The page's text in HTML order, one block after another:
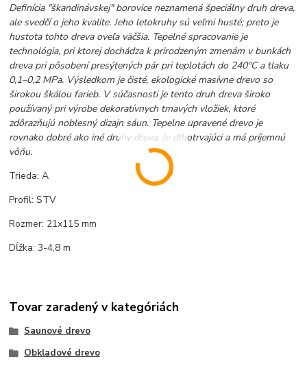
Definícia "škandinávskej" borovice neznamená špeciálny druh dreva,
ale svedčí o jeho kvalite. Jeho letokruhy sú veľmi husté; preto je
hustota tohto dreva oveľa väčšia. Tepelné spracovanie je
technológia, pri ktorej dochádza k prirodzeným zmenám v bunkách
dreva pri pôsobení presýtených pár pri teplotách do 240°C a tlaku
0,1–0,2 MPa. Výsledkom je čisté, ekologické masívne drevo so
širokou škálou farieb. V súčasnosti je tento druh dreva široko
používaný pri výrobe dekoratívnych tmavých vložiek, ktoré
zdôrazňujú noblesný dizajn sáun. Tepelne upravené drevo je
rovnako dobré ako iné druhy dreva. Je dlhotrvajúci a má príjemnú
vôňu.
Trieda: A
Profil: STV
Rozmer: 21x115 mm
Dĺžka: 3-4,8 m
Tovar zaradený v kategóriách
Saunové drevo
Obkladové drevo